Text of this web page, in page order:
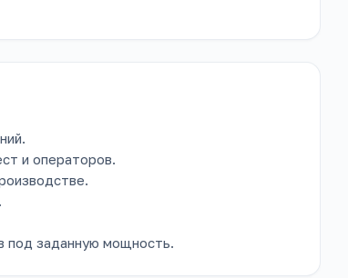
и операторов.
под заданную мощность.